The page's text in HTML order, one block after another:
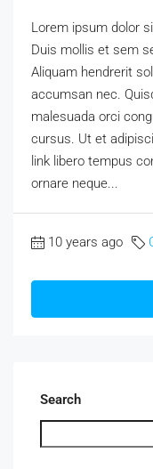
Lorem ipsum dolor
Duis mollis et sem
Aliquam hendrerit
accumsan nec.
malesuada orci
cursus. Ut et
link libero tempus
ornare neque...
10 years ago
Search